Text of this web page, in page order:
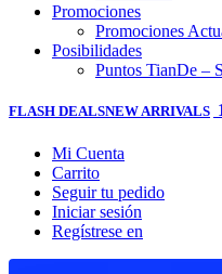
Promociones
Promociones
Posibilidades
Puntos TianDe –
FLASH DEALSNEW ARRIVALS
Mi Cuenta
Carrito
Seguir tu pedido
Iniciar sesión
Regístrese en